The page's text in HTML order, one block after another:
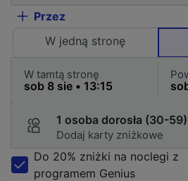
Przez
W jedną stronę
W tamtą stronę
1 osoba dorosła (30-59)
Dodaj karty zniżkowe
Do 20% zniżki na noclegi z
programem Genius